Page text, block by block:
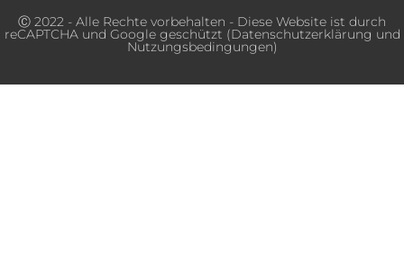
Ⓒ 2022 - Alle Rechte vorbehalten - Diese Website ist durch
reCAPTCHA und Google geschützt (Datenschutzerklärung und
Nutzungsbedingungen)